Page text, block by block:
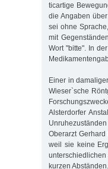
ticartige
die Angaben
sei ohne
mit
Wort "bitte". In
Einer in
Wieser`sche
Alsterdorfer
Oberarzt
weil sie keine
kurzen Abständen.